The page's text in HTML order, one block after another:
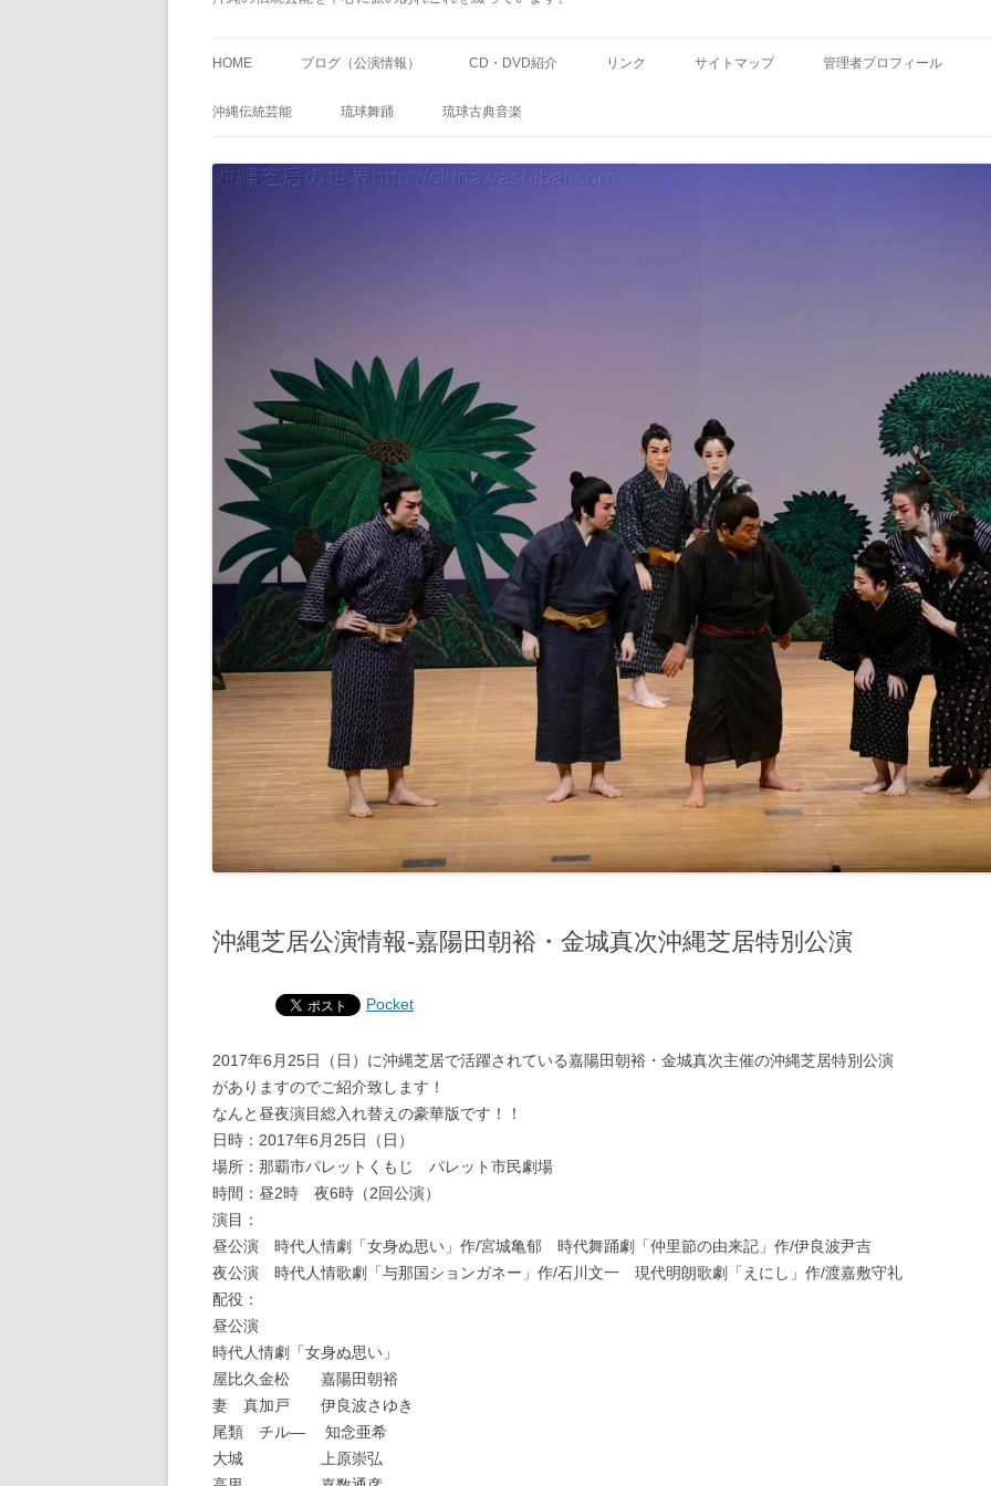
ン
ッ
HOME ブログ（公演情報） CD・DVD紹介 リンク サイトマップ 管理者プロフィール
沖縄伝統芸能 琉球舞踊 琉球古典音楽
沖縄芝居公演情報‐嘉陽田朝裕・金城真次沖縄芝居特別公演
Pocket
2017年6月25日（日）に沖縄芝居で活躍されている嘉陽田朝裕・金城真次主催の沖縄芝居特別公演
がありますのでご紹介致します！
なんと昼夜演目総入れ替えの豪華版です！！
日時：2017年6月25日（日）
場所：那覇市パレットくもじ パレット市民劇場
時間：昼2時 夜6時（2回公演）
演目：
昼公演 時代人情劇「女身ぬ思い」作/宮城亀郁 時代舞踊劇「仲里節の由来記」作/伊良波尹吉
夜公演 時代人情歌劇「与那国ションガネー」作/石川文一 現代明朗歌劇「えにし」作/渡嘉敷守礼
配役：
昼公演
時代人情劇「女身ぬ思い」
屋比久金松 嘉陽田朝裕
妻 真加戸 伊良波さゆき
尾類 チル― 知念亜希
大城 上原崇弘